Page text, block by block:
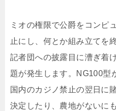
ミオの権限で公爵をコンピ
止にし、何とか組み立てを
記者団への披露目に漕ぎ着
題が発生します。NG100型
国内のカジノ禁止の翌日に
決定したり、農地がないに